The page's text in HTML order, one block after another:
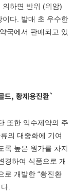
하면 반위 (위암)
이다. 발매 초 우수한
국에서 판매되고 있
드, 황제용진환`
또한 익수제약의 주
의 대중화에 기여
록 높은 원가를 차지
경하여 식품으로 개
로 개발한 “황진환
.